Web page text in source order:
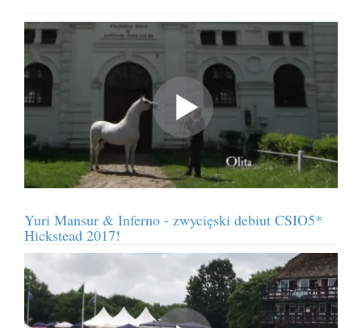
Yuri Mansur & Inferno - zwycięski debiut CSIO5*
Hickstead 2017!